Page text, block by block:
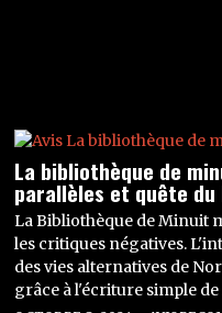
La bibliothèque de
parallèles et quête du
La Bibliothèque de Minuit
les critiques négatives.
des vies alternatives de
grâce à l'écriture simple